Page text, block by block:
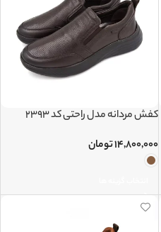
کفش مردانه مدل راحتی کد 2393
۱۴,۸۰۰,۰۰۰تومان